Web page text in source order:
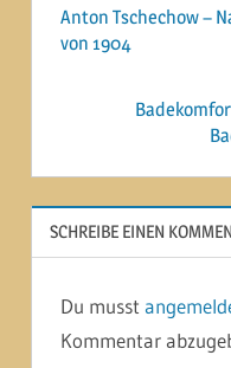
Anton Tschechow –
von 1904
SCHREIBE EINEN
Du musst
Kommentar